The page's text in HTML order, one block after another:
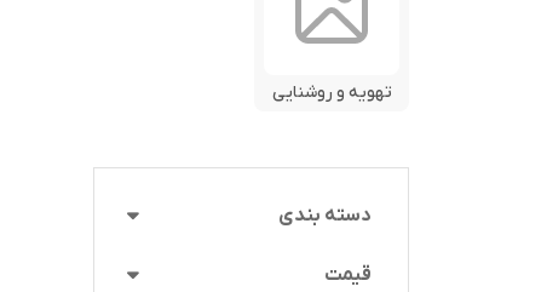
تهویه و روشنایی
دسته بندی
قیمت